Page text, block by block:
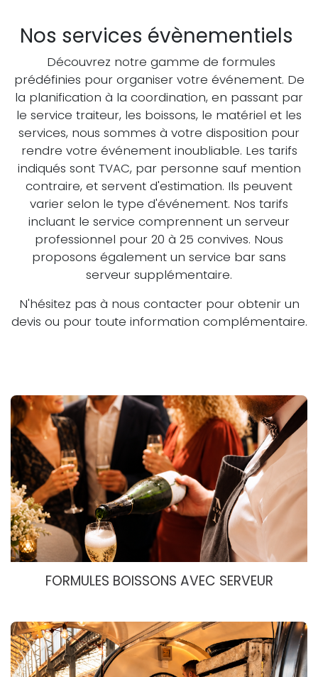
Nos services évènementiels
Découvrez notre gamme de formules
prédéfinies pour organiser votre événement. De
la planification à la coordination, en passant par
le service traiteur, les boissons, le matériel et les
services, nous sommes à votre disposition pour
rendre votre événement inoubliable. Les tarifs
indiqués sont TVAC, par personne sauf mention
contraire, et servent d'estimation. Ils peuvent
varier selon le type d'événement. Nos tarifs
incluant le service comprennent un serveur
professionnel pour 20 à 25 convives. Nous
proposons également un service bar sans
serveur supplémentaire.
N'hésitez pas à nous contacter pour obtenir un
devis ou pour toute information complémentaire.
FORMULES BOISSONS AVEC SERVEUR